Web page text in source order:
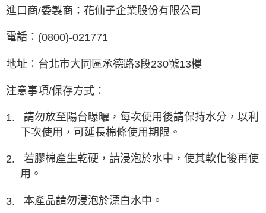
進口商/委製商：花仙子企業股份有限公司
電話： (0800)-021771
地址：台北市大同區承德路3段230號13樓
注意事項/保存方式：
1.
請勿放至陽台曝曬，每次使用後請保持水分，以利
下次使用，可延長棉條使用期限。
2.
若膠棉產生乾硬，請浸泡於水中，使其軟化後再使
用。
3. 本產品請勿浸泡於漂白水中。